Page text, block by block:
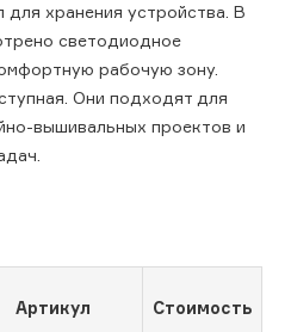
для хранения устройства. В
светодиодное
рабочую зону.
Они подходят для
вышивальных проектов и
Артикул Стоимость